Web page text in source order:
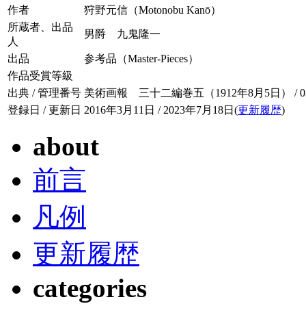
作者
狩野元信（Motonobu Kanō）
所蔵者、出品
人
男爵 九鬼隆一
出品
参考品（Master-Pieces）
作品受賞等級
出典 / 管理番号 美術画報 三十二編巻五（1912年8月5日） /
登録日 / 更新日 2016年3月11日 / 2023年7月18日(更新履歴)
about
前言
凡例
更新履歴
categories